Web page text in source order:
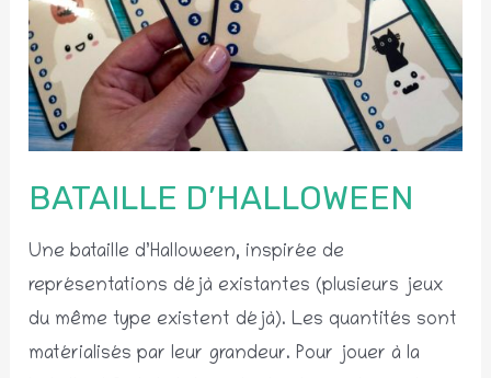
BATAILLE D’HALLOWEEN
Une bataille d’Halloween, inspirée de
représentations déjà existantes (plusieurs jeux
du même type existent déjà). Les quantités sont
matérialisés par leur grandeur. Pour jouer à la